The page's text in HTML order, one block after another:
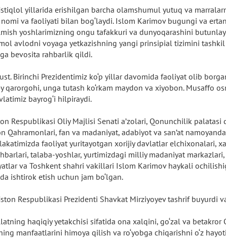
yillarida erishilgan barcha olamshumul yutuq va
va faoliyati bilan bog‘laydi. Islom Karimov bugungi va
yoshlarimizning ongu tafakkuri va dunyoqarashini butunlay
avlodni voyaga yetkazishning yangi prinsipial tizimini
bevosita rahbarlik qildi.
Birinchi Prezidentimiz ko‘p yillar davomida faoliyat olib
qarorgohi, unga tutash ko‘rkam maydon va xiyobon. Musaffo
bayrog‘i hilpiraydi.
Respublikasi Oliy Majlisi Senati a’zolari, Qonunchilik
Qahramonlari, fan va madaniyat, adabiyot va san’at
faoliyat yuritayotgan xorijiy davlatlar elchixonalari,
talaba-yoshlar, yurtimizdagi milliy madaniyat markazlari,
va Toshkent shahri vakillari Islom Karimov haykali
ishtirok etish uchun jam bo‘lgan.
Respublikasi Prezidenti Shavkat Mirziyoyev tashrif buyurdi
haqiqiy yetakchisi sifatida ona xalqini, go‘zal va betakror
manfaatlarini himoya qilish va ro‘yobga chiqarishni o‘z